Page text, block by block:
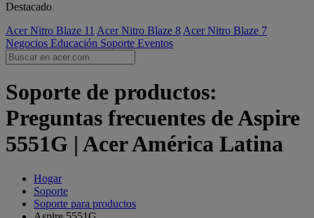
Destacado
Acer Nitro Blaze 11 Acer Nitro Blaze 8 Acer Nitro Blaze 7
Negocios Educación Soporte Eventos
Soporte de productos:
Preguntas frecuentes de Aspire
5551G | Acer América Latina
Hogar
Soporte
Soporte para productos